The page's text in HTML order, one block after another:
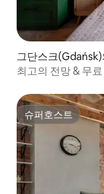
그단스크(Gdańsk)
최고의 전망 & 무
슈퍼호스트
슈퍼호스트